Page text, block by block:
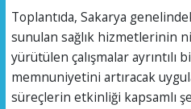
Toplantıda, Sakarya
sunulan sağlık hizmetlerinin
yürütülen çalışmalar ayrıntılı
memnuniyetini artıracak
süreçlerin etkinliği kapsamlı